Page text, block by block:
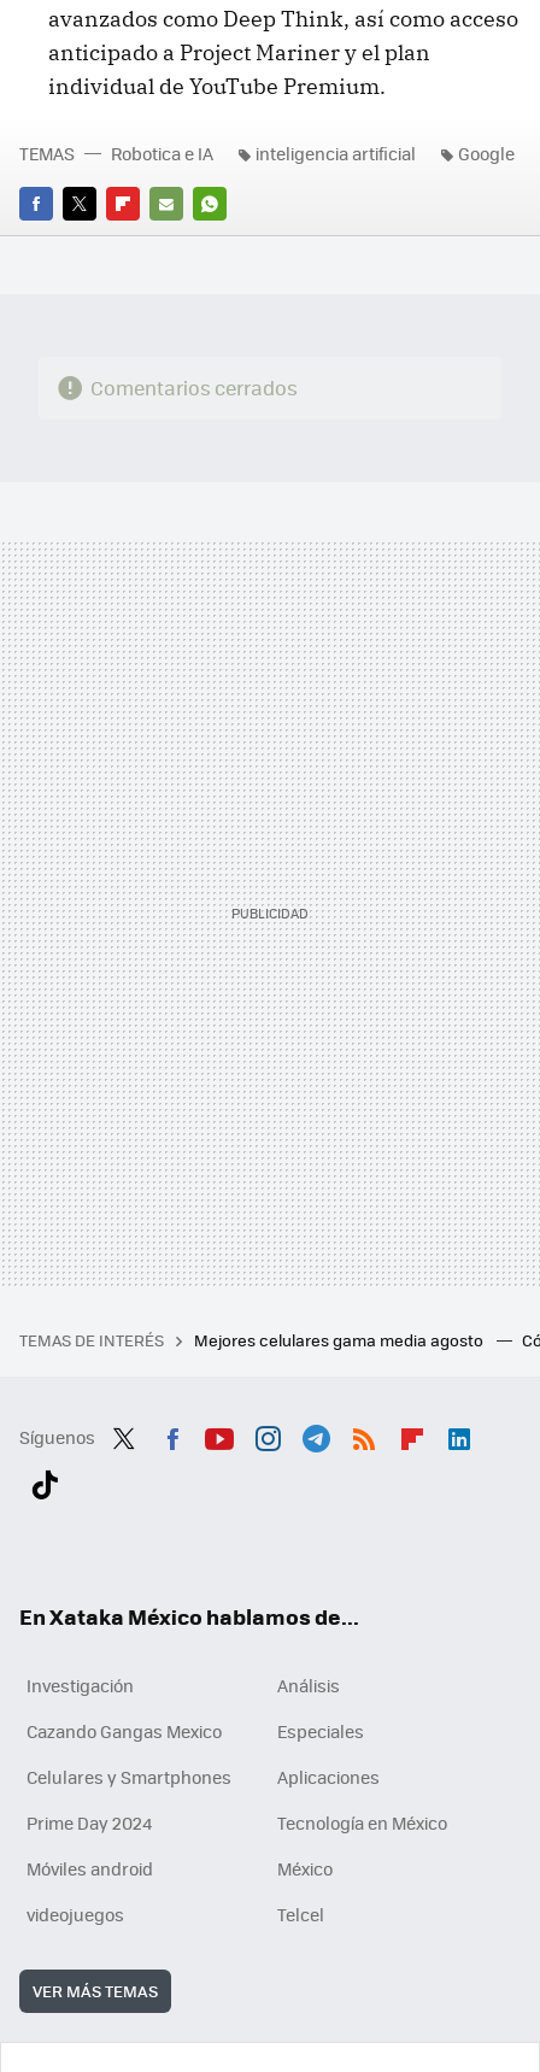
avanzados como Deep Think, así como acceso
anticipado a Project Mariner y el plan
individual de YouTube Premium.
FACEBOOK
TWITTERFLIPBOARD
E-
WHATSAPP
TEMAS Robotica e IA inteligencia artificial Google
Comentarios cerrados
TEMAS DE INTERÉS Mejores celulares gama media agosto
Síguenos
En Xataka México hablamos de...
Investigación
Análisis
Cazando Gangas Mexico
Especiales
Celulares y Smartphones
Aplicaciones
Prime Day 2024
Tecnología en México
Móviles android
México
videojuegos
Telcel
VER MÁS TEMAS